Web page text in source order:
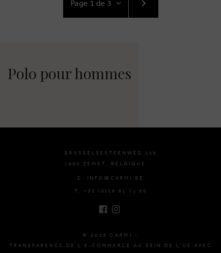
AU
SUIVANT
Polo pour hommes
BRUSSELSESTEENWEG 129
1980 ZEMST, BELGIQUE
E. INFO@CARMI.BE
T. +32 (0)16 61 71 60
© 2026 CARMI -
TRANSPARENCE DE L'E-COMMERCE AU SEIN DE L'UE AVEC